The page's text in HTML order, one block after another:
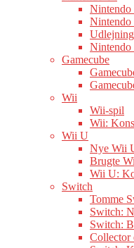
Nintendo
Nintendo
Nintendo
Gamecube
Wii
Wii-spil
Wii:
Wii U
Nye Wii
Brugte
Wii U:
Switch
Tomme
Switch:
Switch:
Collector